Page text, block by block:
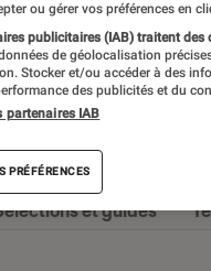
et guides
ou gérer vos préférences en
publicitaires (IAB) traitent
de géolocalisation
Stocker et/ou accéder à des
des publicités et du
partenaires IAB
PRÉFÉRENCES